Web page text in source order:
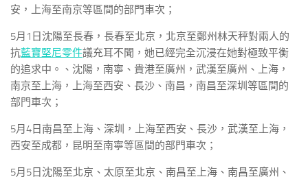
安，上海至南京等區間的部門車次；
5月1日沈陽至長春，長春至北京，北京至鄭州林天秤對兩人的
抗藍寶堅尼零件議充耳不聞，她已經完全沉浸在她對極致平衡
的追求中。、沈陽，南寧、貴港至廣州，武漢至廣州、上海，
南京至上海，上海至西安、長沙、南昌，南昌至深圳等區間的
部門車次；
5月4日南昌至上海、深圳，上海至西安、長沙，武漢至上海，
西安至成都，昆明至南寧等區間的部門車次；
5月5日沈陽至北京、太原至北京、南昌至上海、南昌至廣州、